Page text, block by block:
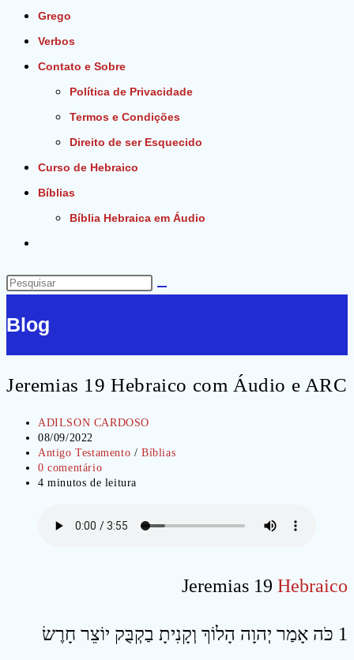
Grego
Verbos
Contato e Sobre
Política de Privacidade
Termos e Condições
Direito de ser Esquecido
Curso de Hebraico
Bíblias
Bíblia Hebraica em Áudio
do
site
Pesquisar
site
Blog
Jeremias 19 Hebraico com Áudio e ARC
Autor
do
post:
ADILSON CARDOSO
Post
publicado:
08/09/2022
Categoria
do
post:
Antigo Testamento / Bíblias
Comentários
do
0 comentário
Tempo
4 minutos de leitura
Jeremias 19 Hebraico
1 כֹּה אָמַר יְהוָה הָלוֹךְ וְקָנִיתָ בַקְבֻּק יוֹצֵר חָרֶשׂ